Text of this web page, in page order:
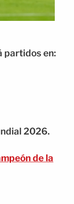
partidos en:
2026.
de la